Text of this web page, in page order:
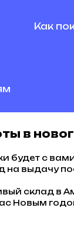
Как
в
будет с вами
на выдачу
склад в
Новым